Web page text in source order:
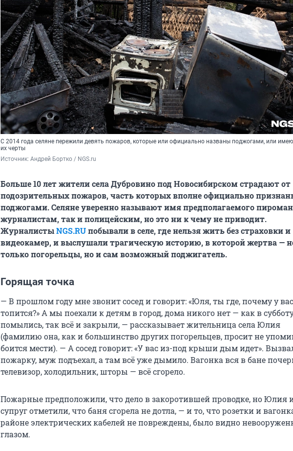
С 2014 года селяне пережили девять пожаров, которые или официально названы поджогами, или
их черты
Источник: Андрей Бортко / NGS.ru
Больше 10 лет жители села Дубровино под Новосибирском страдают от
подозрительных пожаров, часть которых вполне официально
поджогами. Селяне уверенно называют имя предполагаемого
журналистам, так и полицейским, но это ни к чему не приводит.
ЖурналистыNGS.RUпобывали в селе, где нельзя жить без страховки и
видеокамер, и выслушали трагическую историю, в которой жертва —
только погорельцы, но и сам возможный поджигатель.
Горящая точка
— В прошлом году мне звонит сосед и говорит: «Юля, ты где, почему у
топится?» А мы поехали к детям в город, дома никого нет — как в
помылись, так всё и закрыли, — рассказывает жительница села Юлия
(фамилию она, как и большинство других погорельцев, просит не
боится мести). — А сосед говорит: «У вас из-под крыши дым идет».
пожарку, муж подъехал, а там всё уже дымило. Вагонка вся в бане
телевизор, холодильник, шторы — всё сгорело.
Пожарные предположили, что дело в закоротившей проводке, но Юлия
супруг отметили, что баня сгорела не дотла, — и то, что розетки и
районе электрических кабелей не повреждены, было видно
глазом.